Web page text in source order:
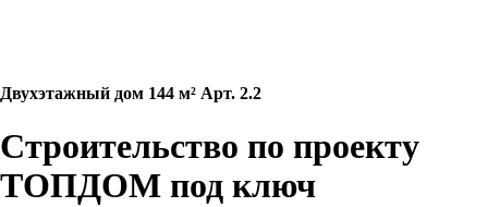
Двухэтажный дом 144 м² Арт. 2.2
Строительство по проекту
ТОПДОМ под ключ